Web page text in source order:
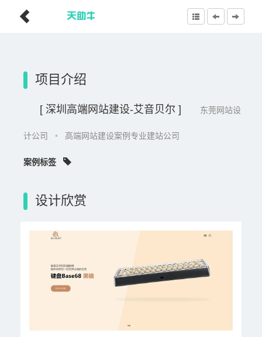
项目介绍
[ 深圳高端网站建设-艾音贝尔 ] 东莞网站设
计公司 • 高端网站建设案例专业建站公司
案例标签
设计欣赏